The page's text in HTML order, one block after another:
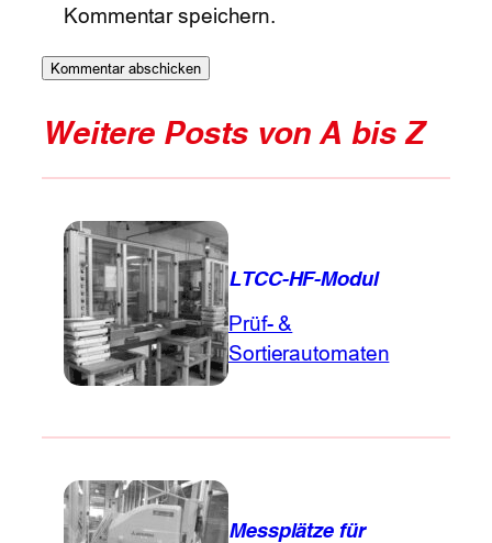
Kommentar speichern.
Weitere Posts von A bis Z
LTCC-HF-Modul
Prüf- &
Sortierautomaten
Messplätze für